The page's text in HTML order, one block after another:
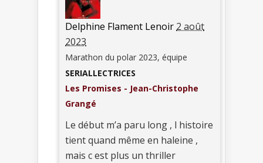
Delphine Flament Lenoir 2 août
2023
Marathon du polar 2023, équipe
SERIALLECTRICES
Les Promises - Jean-Christophe
Grangé
Le début m’a paru long , l histoire
tient quand même en haleine ,
mais c est plus un thriller